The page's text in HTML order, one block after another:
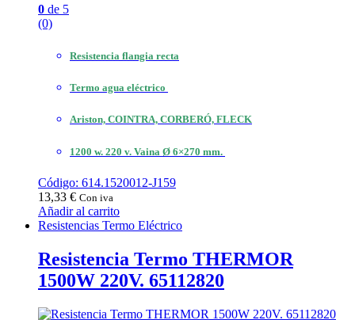
0 de 5
(0)
Resistencia flangia recta
Termo agua eléctrico
Ariston, COINTRA, CORBERÓ, FLECK
1200 w. 220 v. Vaina Ø 6×270 mm.
Código: 614.1520012-J159
13,33 € Con iva
Añadir al carrito
Resistencias Termo Eléctrico
Resistencia Termo THERMOR
1500W 220V. 65112820